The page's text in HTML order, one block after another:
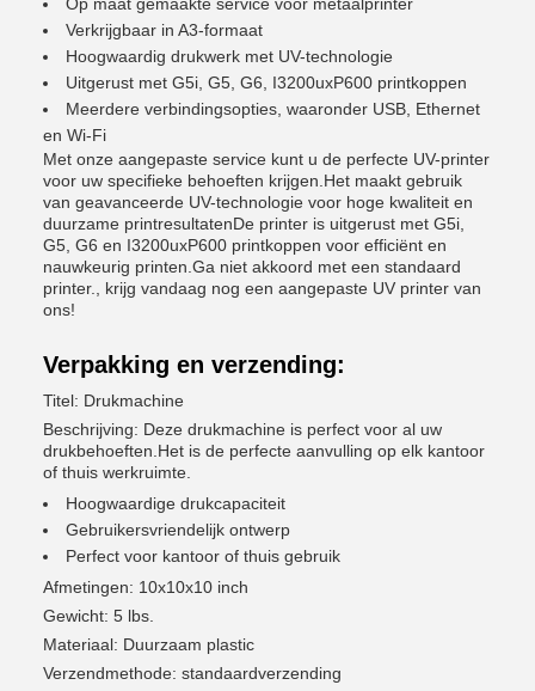
Verkrijgbaar in A3-formaat
Hoogwaardig drukwerk met UV-technologie
Uitgerust met G5i, G5, G6, I3200uxP600 printkoppen
Meerdere verbindingsopties, waaronder USB, Ethernet
en Wi-Fi
Met onze aangepaste service kunt u de perfecte UV-printer
voor uw specifieke behoeften krijgen.Het maakt gebruik
van geavanceerde UV-technologie voor hoge kwaliteit en
duurzame printresultatenDe printer is uitgerust met G5i,
G5, G6 en I3200uxP600 printkoppen voor efficiënt en
nauwkeurig printen.Ga niet akkoord met een standaard
printer., krijg vandaag nog een aangepaste UV printer van
ons!
Verpakking en verzending:
Titel: Drukmachine
Beschrijving: Deze drukmachine is perfect voor al uw
drukbehoeften.Het is de perfecte aanvulling op elk kantoor
of thuis werkruimte.
Hoogwaardige drukcapaciteit
Gebruikersvriendelijk ontwerp
Perfect voor kantoor of thuis gebruik
Afmetingen: 10x10x10 inch
Gewicht: 5 lbs.
Materiaal: Duurzaam plastic
Verzendmethode: standaardverzending